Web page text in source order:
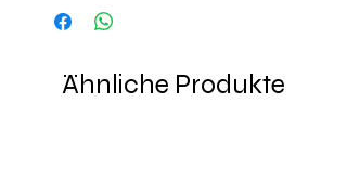
Ähnliche Produkte